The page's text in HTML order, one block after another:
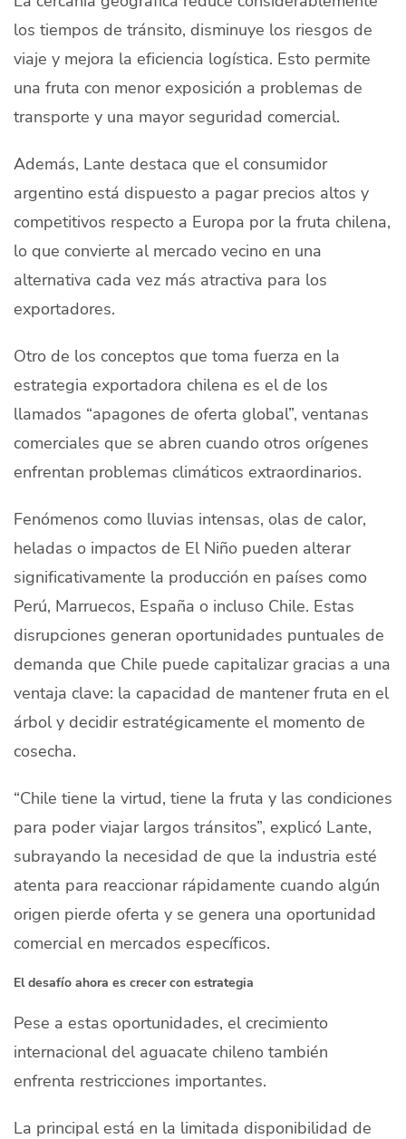
los tiempos de tránsito, disminuye los riesgos de
viaje y mejora la eficiencia logística. Esto permite
una fruta con menor exposición a problemas de
transporte y una mayor seguridad comercial.
Además, Lante destaca que el consumidor
argentino está dispuesto a pagar precios altos y
competitivos respecto a Europa por la fruta chilena,
lo que convierte al mercado vecino en una
alternativa cada vez más atractiva para los
exportadores.
Otro de los conceptos que toma fuerza en la
estrategia exportadora chilena es el de los
llamados “apagones de oferta global”, ventanas
comerciales que se abren cuando otros orígenes
enfrentan problemas climáticos extraordinarios.
Fenómenos como lluvias intensas, olas de calor,
heladas o impactos de El Niño pueden alterar
significativamente la producción en países como
Perú, Marruecos, España o incluso Chile. Estas
disrupciones generan oportunidades puntuales de
demanda que Chile puede capitalizar gracias a una
ventaja clave: la capacidad de mantener fruta en el
árbol y decidir estratégicamente el momento de
cosecha.
“Chile tiene la virtud, tiene la fruta y las condiciones
para poder viajar largos tránsitos”, explicó Lante,
subrayando la necesidad de que la industria esté
atenta para reaccionar rápidamente cuando algún
origen pierde oferta y se genera una oportunidad
comercial en mercados específicos.
El desafío ahora es crecer con estrategia
Pese a estas oportunidades, el crecimiento
internacional del aguacate chileno también
enfrenta restricciones importantes.
La principal está en la limitada disponibilidad de